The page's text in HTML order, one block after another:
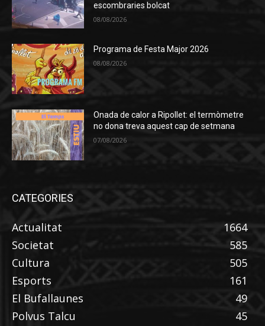
escombraries bolcat
08/08/2026
Programa de Festa Major 2026
08/08/2026
Onada de calor a Ripollet: el termòmetre
no dona treva aquest cap de setmana
07/08/2026
CATEGORIES
Actualitat
1664
Societat
585
Cultura
505
Esports
161
El Bufallaunes
49
Polvus Talcu
45